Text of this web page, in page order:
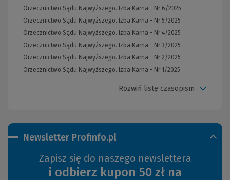
Newsletter Profinfo.pl
Zapisz się do naszego newslettera
i odbierz kupon 50 zł na
Orzecznictwo Sądu Najwyższego. Izba Karna - Nr 6/2025
Orzecznictwo Sądu Najwyższego. Izba Karna - Nr 5/2025
Orzecznictwo Sądu Najwyższego. Izba Karna - Nr 4/2025
Orzecznictwo Sądu Najwyższego. Izba Karna - Nr 3/2025
Orzecznictwo Sądu Najwyższego. Izba Karna - Nr 2/2025
Orzecznictwo Sądu Najwyższego. Izba Karna - Nr 1/2025
Rozwiń listę czasopism